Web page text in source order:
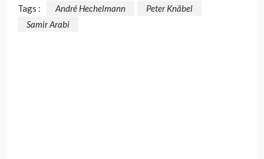
Tags : André Hechelmann
Peter Knäbel
Samir Arabi